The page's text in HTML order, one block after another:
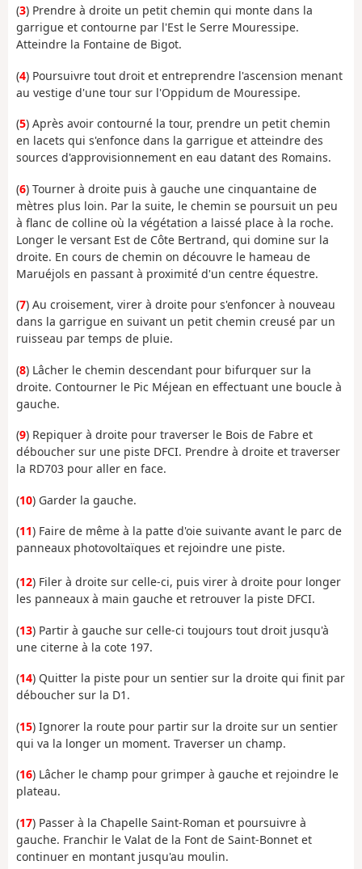
(3) Prendre à droite un petit chemin qui monte dans la
garrigue et contourne par l'Est le Serre Mouressipe.
Atteindre la Fontaine de Bigot.
(4) Poursuivre tout droit et entreprendre l'ascension menant
au vestige d'une tour sur l'Oppidum de Mouressipe.
(5) Après avoir contourné la tour, prendre un petit chemin
en lacets qui s'enfonce dans la garrigue et atteindre des
sources d'approvisionnement en eau datant des Romains.
(6) Tourner à droite puis à gauche une cinquantaine de
mètres plus loin. Par la suite, le chemin se poursuit un peu
à flanc de colline où la végétation a laissé place à la roche.
Longer le versant Est de Côte Bertrand, qui domine sur la
droite. En cours de chemin on découvre le hameau de
Maruéjols en passant à proximité d'un centre équestre.
(7) Au croisement, virer à droite pour s'enfoncer à nouveau
dans la garrigue en suivant un petit chemin creusé par un
ruisseau par temps de pluie.
(8) Lâcher le chemin descendant pour bifurquer sur la
droite. Contourner le Pic Méjean en effectuant une boucle à
gauche.
(9) Repiquer à droite pour traverser le Bois de Fabre et
déboucher sur une piste DFCI. Prendre à droite et traverser
la RD703 pour aller en face.
(10) Garder la gauche.
(11) Faire de même à la patte d'oie suivante avant le parc de
panneaux photovoltaïques et rejoindre une piste.
(12) Filer à droite sur celle-ci, puis virer à droite pour longer
les panneaux à main gauche et retrouver la piste DFCI.
(13) Partir à gauche sur celle-ci toujours tout droit jusqu'à
une citerne à la cote 197.
(14) Quitter la piste pour un sentier sur la droite qui finit par
déboucher sur la D1.
(15) Ignorer la route pour partir sur la droite sur un sentier
qui va la longer un moment. Traverser un champ.
(16) Lâcher le champ pour grimper à gauche et rejoindre le
plateau.
(17) Passer à la Chapelle Saint-Roman et poursuivre à
gauche. Franchir le Valat de la Font de Saint-Bonnet et
continuer en montant jusqu'au moulin.